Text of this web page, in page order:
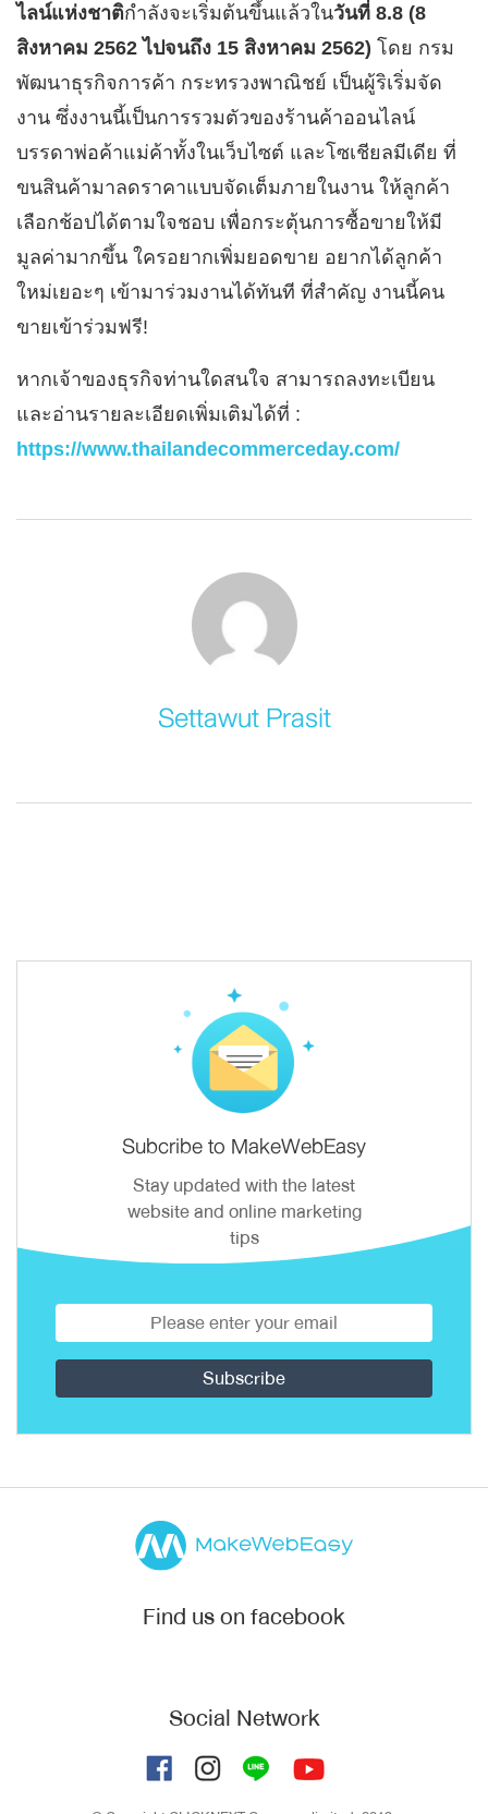
ไลน์แห่งชาติกำลังจะเริ่มต้นขึ้นแล้วในวันที่ 8.8 (8
สิงหาคม 2562 ไปจนถึง 15 สิงหาคม 2562) โดย กรม
พัฒนาธุรกิจการค้า กระทรวงพาณิชย์ เป็นผู้ริเริ่มจัด
งาน ซึ่งงานนี้เป็นการรวมตัวของร้านค้าออนไลน์
บรรดาพ่อค้าแม่ค้าทั้งในเว็บไซต์ และโซเชียลมีเดีย ที่
ขนสินค้ามาลดราคาแบบจัดเต็มภายในงาน ให้ลูกค้า
เลือกช้อปได้ตามใจชอบ เพื่อกระตุ้นการซื้อขายให้มี
มูลค่ามากขึ้น ใครอยากเพิ่มยอดขาย อยากได้ลูกค้า
ใหม่เยอะๆ เข้ามาร่วมงานได้ทันที ที่สำคัญ งานนี้คน
ขายเข้าร่วมฟรี!
หากเจ้าของธุรกิจท่านใดสนใจ สามารถลงทะเบียน
และอ่านรายละเอียดเพิ่มเติมได้ที่ :
https://www.thailandecommerceday.com/
Settawut Prasit
Subcribe to MakeWebEasy
Stay updated with the latest
website and online marketing
tips
Find us on facebook
Social Network